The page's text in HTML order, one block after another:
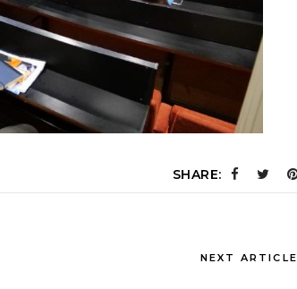
SHARE:
NEXT ARTICLE